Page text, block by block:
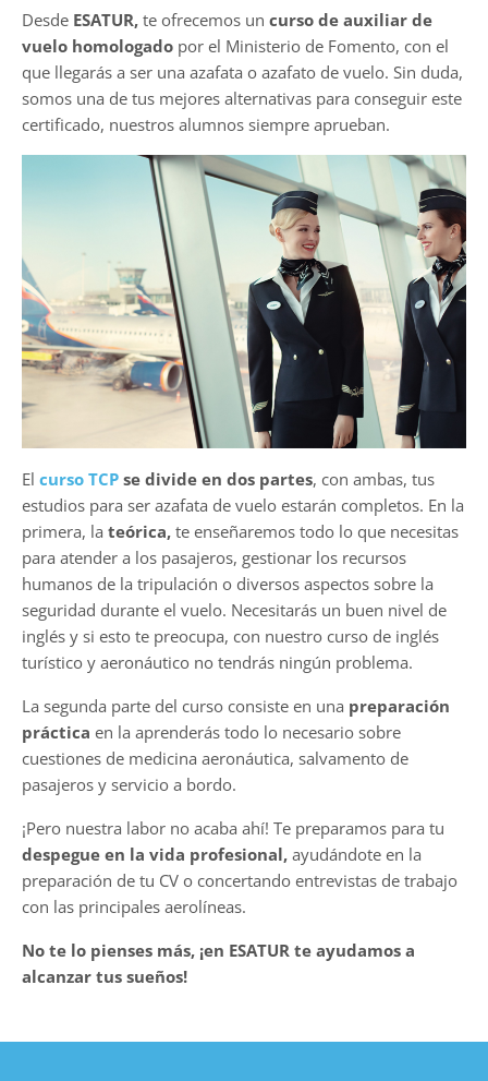
Desde ESATUR, te ofrecemos un curso de auxiliar de
vuelo homologado por el Ministerio de Fomento, con el
que llegarás a ser una azafata o azafato de vuelo. Sin duda,
somos una de tus mejores alternativas para conseguir este
certificado, nuestros alumnos siempre aprueban.
El curso TCP se divide en dos partes, con ambas, tus
estudios para ser azafata de vuelo estarán completos. En la
primera, la teórica, te enseñaremos todo lo que necesitas
para atender a los pasajeros, gestionar los recursos
humanos de la tripulación o diversos aspectos sobre la
seguridad durante el vuelo. Necesitarás un buen nivel de
inglés y si esto te preocupa, con nuestro curso de inglés
turístico y aeronáutico no tendrás ningún problema.
La segunda parte del curso consiste en una preparación
práctica en la aprenderás todo lo necesario sobre
cuestiones de medicina aeronáutica, salvamento de
pasajeros y servicio a bordo.
¡Pero nuestra labor no acaba ahí! Te preparamos para tu
despegue en la vida profesional, ayudándote en la
preparación de tu CV o concertando entrevistas de trabajo
con las principales aerolíneas.
No te lo pienses más, ¡en ESATUR te ayudamos a
alcanzar tus sueños!